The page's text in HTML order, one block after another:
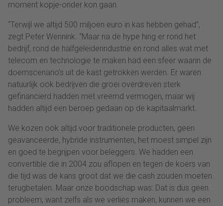
moment kopje-onder kon gaan.
“Terwijl we altijd 500 miljoen euro in kas hebben gehad”,
zegt Peter Wennink. “Maar na de hype hing er rond het
bedrijf, rond de halfgeleiderindustrie en rond alles wat met
telecom en technologie te maken had een sfeer waarin de
doemscenario’s uit de kast getrokken werden. Er waren
natuurlijk ook bedrijven die groei overdreven sterk
gefinancierd hadden met vreemd vermogen, maar wij
hadden altijd een beroep gedaan op de kapitaalmarkt.
We kozen ook altijd voor traditionele producten, geen
geavanceerde, hybride instrumenten, het moest simpel zijn
en goed te begrijpen voor beleggers. We hadden een
convertible die in 2004 zou aflopen en tegen de koers van
die tijd was de kans groot dat we die cash zouden moeten
terugbetalen. Maar onze boodschap was: Dat is dus geen
probleem, want zelfs als we verlies maken, kunnen we een